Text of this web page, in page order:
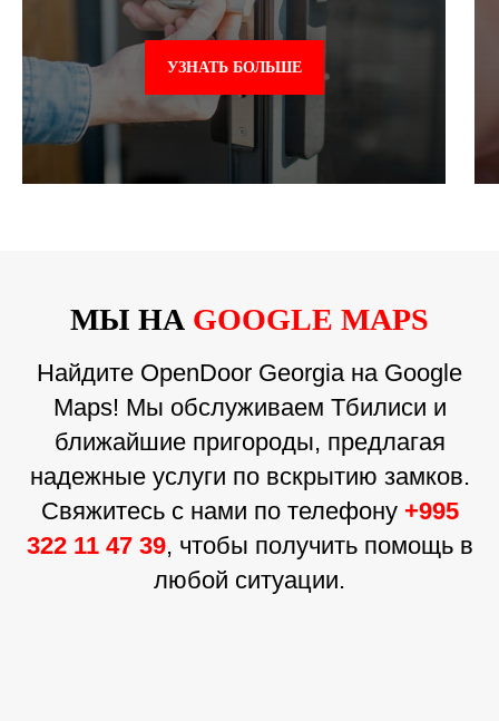
УЗНАТЬ БОЛЬШЕ
МЫ НА GOOGLE MAPS
Найдите OpenDoor Georgia на Google
Maps! Мы обслуживаем Тбилиси и
ближайшие пригороды, предлагая
надежные услуги по вскрытию замков.
Свяжитесь с нами по телефону +995
322 11 47 39, чтобы получить помощь в
любой ситуации.